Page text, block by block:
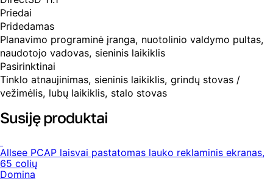
Priedai
Pridedamas
Planavimo programinė įranga, nuotolinio valdymo pultas,
naudotojo vadovas, sieninis laikiklis
Pasirinktinai
Tinklo atnaujinimas, sieninis laikiklis, grindų stovas /
vežimėlis, lubų laikiklis, stalo stovas
Susiję produktai
Allsee PCAP laisvai pastatomas lauko reklaminis ekranas,
65 colių
Domina